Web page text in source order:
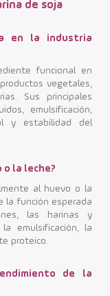
de soja
en la industria
funcional en
vegetales,
Sus principales
emulsificación,
y estabilidad del
la leche?
al huevo o la
la función esperada
las harinas y
emulsificación, la
proteico.
de la